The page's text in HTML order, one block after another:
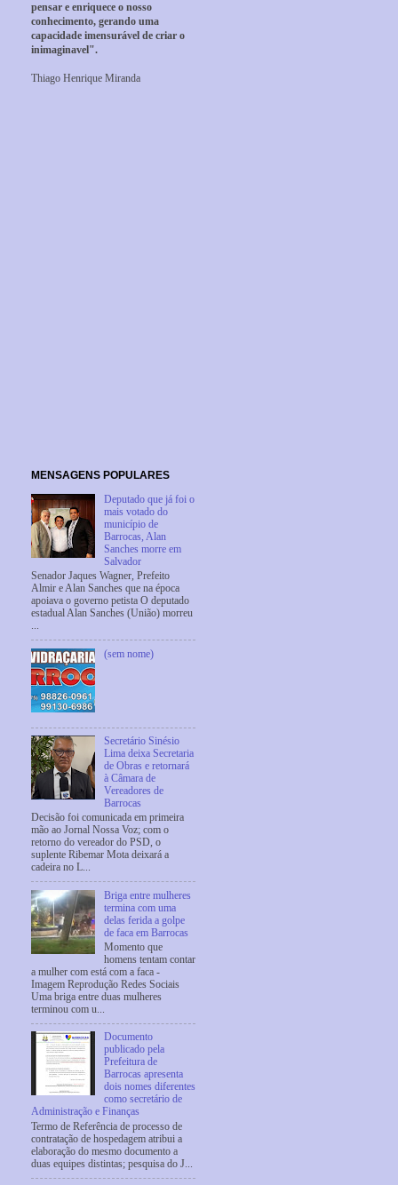
pensar e enriquece o nosso
conhecimento, gerando uma
capacidade imensurável de criar o
inimaginavel".
Thiago Henrique Miranda
MENSAGENS POPULARES
Deputado que já foi o
mais votado do
município de
Barrocas, Alan
Sanches morre em
Salvador
Senador Jaques Wagner, Prefeito
Almir e Alan Sanches que na época
apoiava o governo petista O deputado
estadual Alan Sanches (União) morreu
...
(sem nome)
Secretário Sinésio
Lima deixa Secretaria
de Obras e retornará
à Câmara de
Vereadores de
Barrocas
Decisão foi comunicada em primeira
mão ao Jornal Nossa Voz; com o
retorno do vereador do PSD, o
suplente Ribemar Mota deixará a
cadeira no L...
Briga entre mulheres
termina com uma
delas ferida a golpe
de faca em Barrocas
Momento que
homens tentam contar
a mulher com está com a faca -
Imagem Reprodução Redes Sociais
Uma briga entre duas mulheres
terminou com u...
Documento
publicado pela
Prefeitura de
Barrocas apresenta
dois nomes diferentes
como secretário de
Administração e Finanças
Termo de Referência de processo de
contratação de hospedagem atribui a
elaboração do mesmo documento a
duas equipes distintas; pesquisa do J...